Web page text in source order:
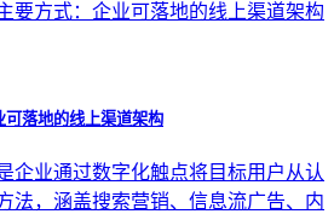
要方式：企业可落地的线上渠道架构
可落地的线上渠道架构
企业通过数字化触点将目标用户从认
法，涵盖搜索营销、信息流广告、内